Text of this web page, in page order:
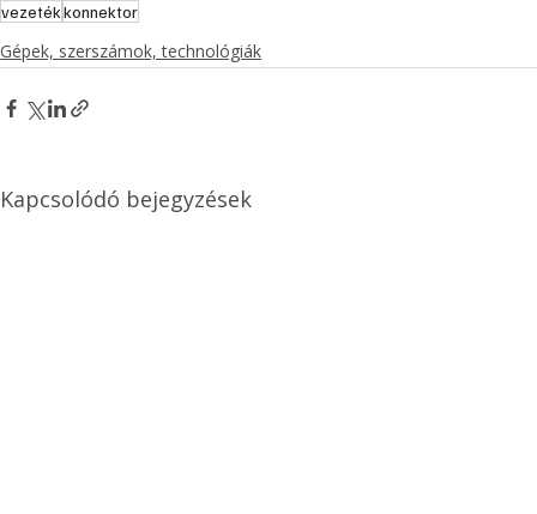
vezetékkonnektor
Gépek, szerszámok, technológiák
Kapcsolódó bejegyzések